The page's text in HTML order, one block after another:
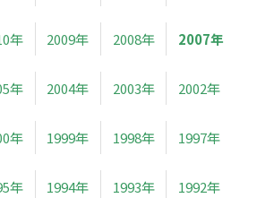
年 2009年 2008年 2007年
年 2004年 2003年 2002年
年 1999年 1998年 1997年
年 1994年 1993年 1992年